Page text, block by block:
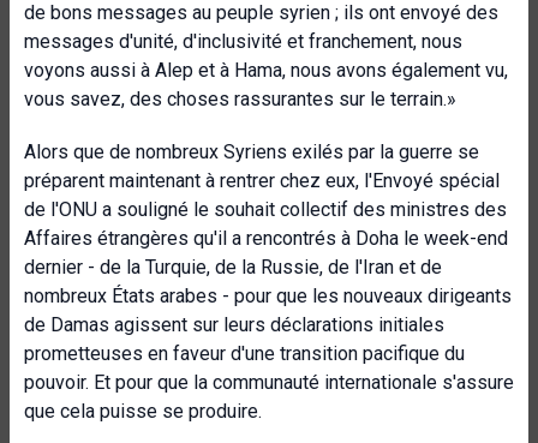
de bons messages au peuple syrien ; ils ont envoyé des
messages d'unité, d'inclusivité et franchement, nous
voyons aussi à Alep et à Hama, nous avons également vu,
vous savez, des choses rassurantes sur le terrain.»
Alors que de nombreux Syriens exilés par la guerre se
préparent maintenant à rentrer chez eux, l'Envoyé spécial
de l'ONU a souligné le souhait collectif des ministres des
Affaires étrangères qu'il a rencontrés à Doha le week-end
dernier - de la Turquie, de la Russie, de l'Iran et de
nombreux États arabes - pour que les nouveaux dirigeants
de Damas agissent sur leurs déclarations initiales
prometteuses en faveur d'une transition pacifique du
pouvoir. Et pour que la communauté internationale s'assure
que cela puisse se produire.